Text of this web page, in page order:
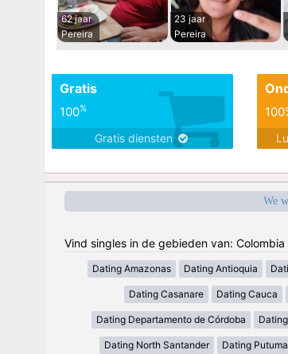
62 jaar
Pereira
23 jaar
Pereira
Gratis
100%
Gratis diensten
We
Vind singles in de gebieden van: Colombia
Dating Amazonas Dating Antioquia
Dating Casanare Dating Cauca
Dating Departamento de Córdoba
Dating North Santander Dating